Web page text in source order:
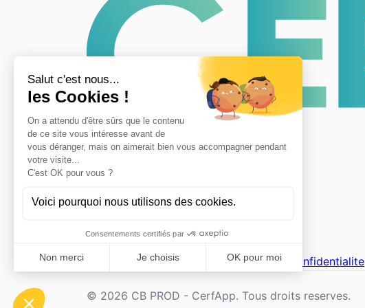
Associations Mentions legales Confidentialite
© 2026 CB PROD - CerfApp. Tous droits reserves.